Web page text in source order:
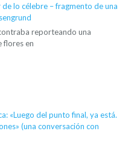
lo célebre – fragmento de una
reporteando una
flores en
«Luego del punto final, ya está.
(una conversación con